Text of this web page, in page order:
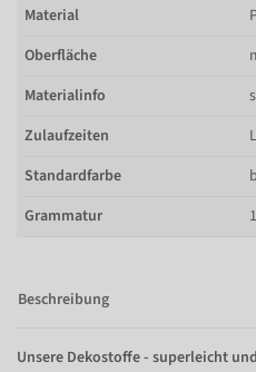
Material
Oberfläche
Materialinfo
Zulaufzeiten
Standardfarbe
Grammatur
Beschreibung
Unsere Dekostoffe - superleicht